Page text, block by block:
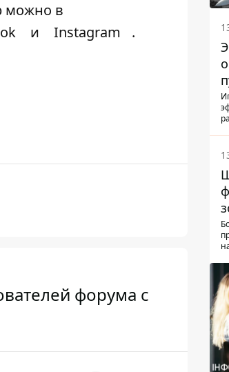
можно в
и Instagram .
форума с